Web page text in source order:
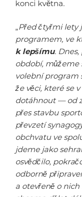
konci května.
„Před čtyřmi lety
programem, ve
k lepšímu.
období, můžeme
volební program
že věci, které se
dotáhnout — od
přes stavbu
převzetí
obchvatu ve
jdeme jako
osvědčilo,
odborně
a otevřeně o